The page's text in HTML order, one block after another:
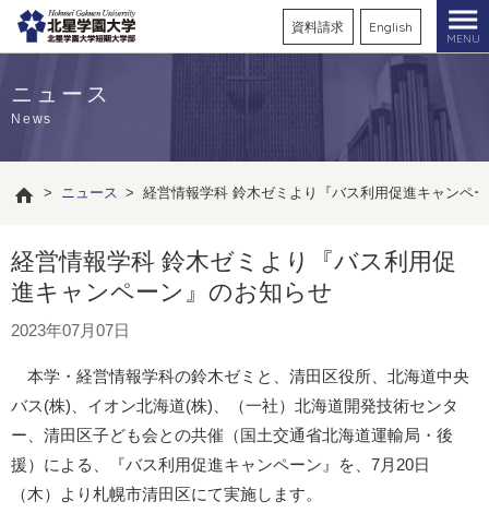
資料請求 English
MENU
ニュース
News
> ニュース > 経営情報学科 鈴木ゼミより『バス利用促進キャンペ
経営情報学科 鈴木ゼミより『バス利用促
進キャンペーン』のお知らせ
2023年07月07日
本学・経営情報学科の鈴木ゼミと、清田区役所、北海道中央
バス(株)、イオン北海道(株)、（一社）北海道開発技術センタ
ー、清田区子ども会との共催（国土交通省北海道運輸局・後
援）による、『バス利用促進キャンペーン』を、7月20日
（木）より札幌市清田区にて実施します。